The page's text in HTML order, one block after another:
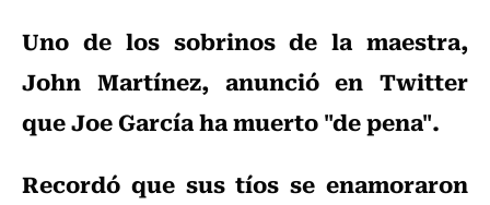
Uno de los sobrinos de la maestra,
John Martínez, anunció en Twitter
que Joe García ha muerto "de pena".
Recordó que sus tíos se enamoraron